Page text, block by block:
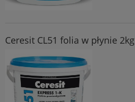
Ceresit CL51 folia w płynie 2kg